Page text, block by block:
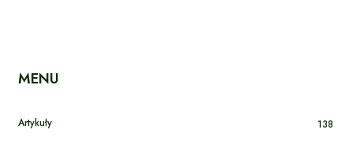
MENU
Artykuły 138